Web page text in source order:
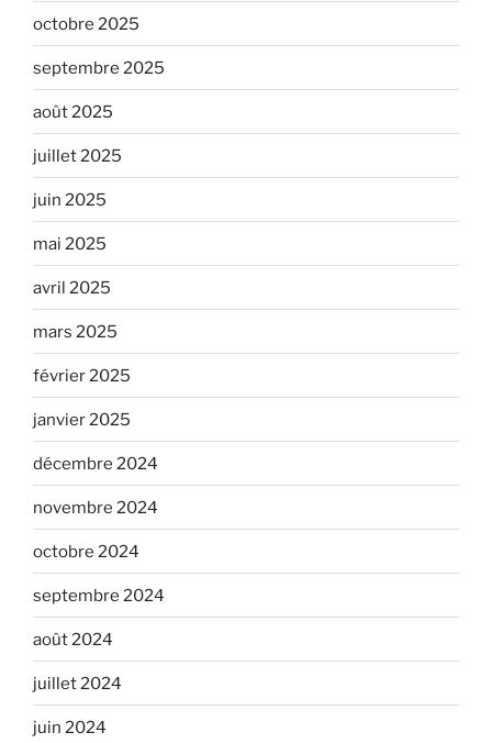
octobre 2025
septembre 2025
août 2025
juillet 2025
juin 2025
mai 2025
avril 2025
mars 2025
février 2025
janvier 2025
décembre 2024
novembre 2024
octobre 2024
septembre 2024
août 2024
juillet 2024
juin 2024